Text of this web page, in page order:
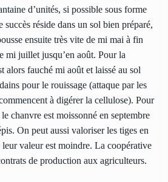
d’unités, si possible sous forme
réside dans un sol bien préparé,
ensuite très vite de mi mai à fin
mi juillet jusqu’en août. Pour la
alors fauché mi août et laissé au sol
pour le rouissage (attaque par les
à digérer la cellulose). Pour
chanvre est moissonné en septembre
On peut aussi valoriser les tiges en
leur valeur est moindre. La coopérative
de production aux agriculteurs.